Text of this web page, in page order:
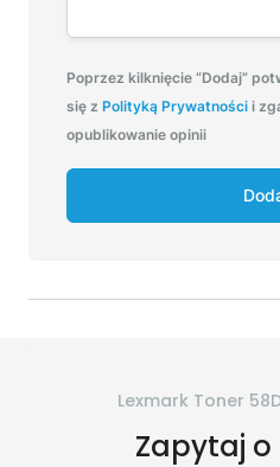
Poprzez kilknięcie “Dodaj”
się z Polityką Prywatności i
opublikowanie opinii
Lexmark Toner
Zapytaj